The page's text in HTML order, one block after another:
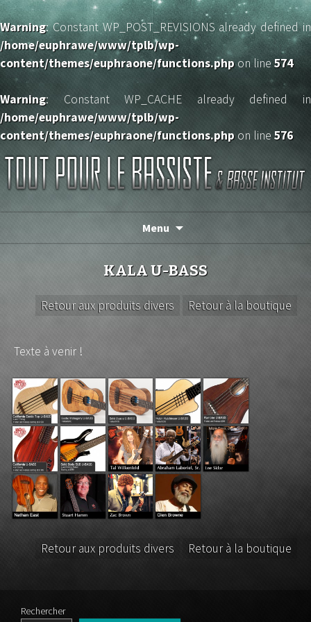
Warning: Constant WP_POST_REVISIONS already defined in
/home/euphrawe/www/tplb/wp-
content/themes/euphraone/functions.phpon line 574
Warning: Constant WP_CACHE already defined in
/home/euphrawe/www/tplb/wp-
content/themes/euphraone/functions.php on line 576
TOUT POUR LE BASSISTE
Menu
KALA U-BASS
Retour à la boutique
Retour aux produits divers
Texte à venir !
Retour à la boutique
Retour aux produits divers
Rechercher